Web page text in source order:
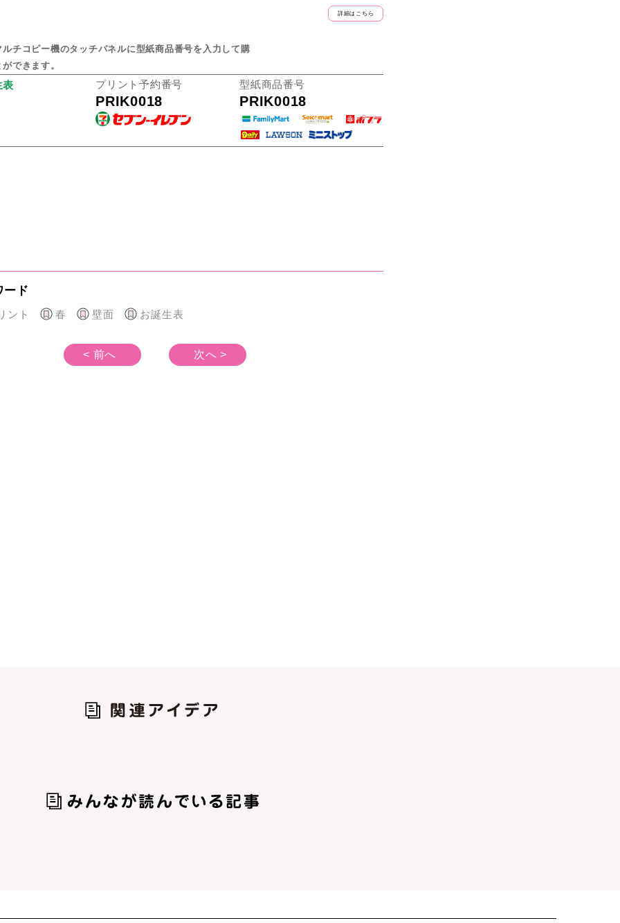
ルチコピー機のタッチパネルに型紙商品番号を入力して購
できます。
詳細はこちら
表 プリント予約番号
PRIK0018
型紙商品番号
PRIK0018
ード
ント 春 壁面 お誕生表
< 前へ 次へ >